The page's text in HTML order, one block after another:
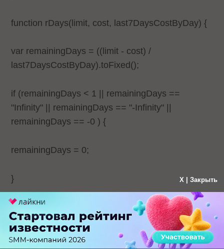
function rDays(limit, cost, last7DaysCostByDay) {
var remainingDays = ((limit - cost) /
last7DaysCostByDay).toFixed();
if (remainingDays < 1 || remainingDays ==
"Infinity" || remainingDays == "-Infinity" ||
remainingDays == -0 ) {
remainingDays = 0;
}
return remainingDays;
}
X | Закрыть